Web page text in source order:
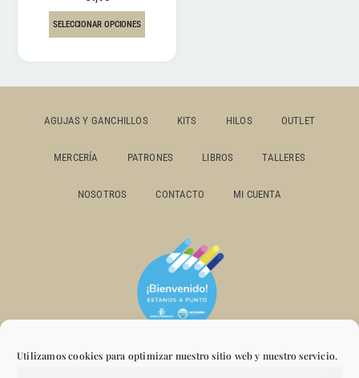
Utilizamos cookies para optimizar nuestro sitio web y nuestro servicio.
SELECCIONAR OPCIONES
AGUJAS Y GANCHILLOS KITS HILOS OUTLET
MERCERÍA PATRONES LIBROS TALLERES
NOSOTROS CONTACTO MI CUENTA